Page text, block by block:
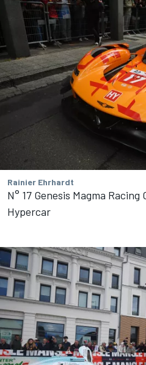
Rainier Ehrhardt
N° 17 Genesis Magma Racing
Hypercar